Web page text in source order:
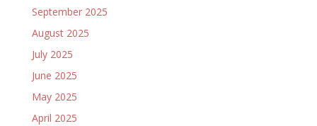
September 2025
August 2025
July 2025
June 2025
May 2025
April 2025